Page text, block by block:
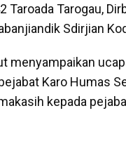
Taroada Tarogau,
Sdirjian
menyampaikan
Karo Humas
kepada